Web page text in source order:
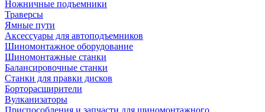
Ножничные подъемники
Траверсы
Ямные пути
Аксессуары для автоподъемников
Шиномонтажное оборудование
Шиномонтажные станки
Балансировочные станки
Станки для правки дисков
Борторасширители
Вулканизаторы
Приспособления и запчасти для шиномонтажного